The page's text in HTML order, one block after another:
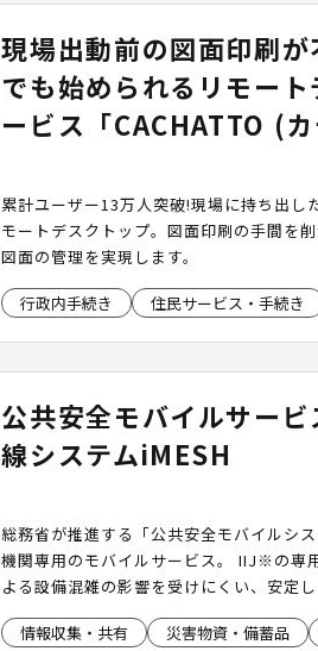
現場出動前の図面印刷
でも始められるリモー
ービス「CACHATTO (カ
累計ユーザー13万人突破!現場に持ち出し
モートデスクトップ。図面印刷の手間を
図面の管理を実現します。​ ​
行政内手続き 住民サービス・手続き
公共安全モバイルサー
線システムiMESH
総務省が推進する「公共安全モバイルシ
機関専用のモバイルサービス。 IIJ※の専
よる設備混雑の影響を受けにくい、安定
らに、マルチキャリア対応による冗長性
も対応。 災害発生時の公共機関における
情報収集・共有 災害物資・備蓄品